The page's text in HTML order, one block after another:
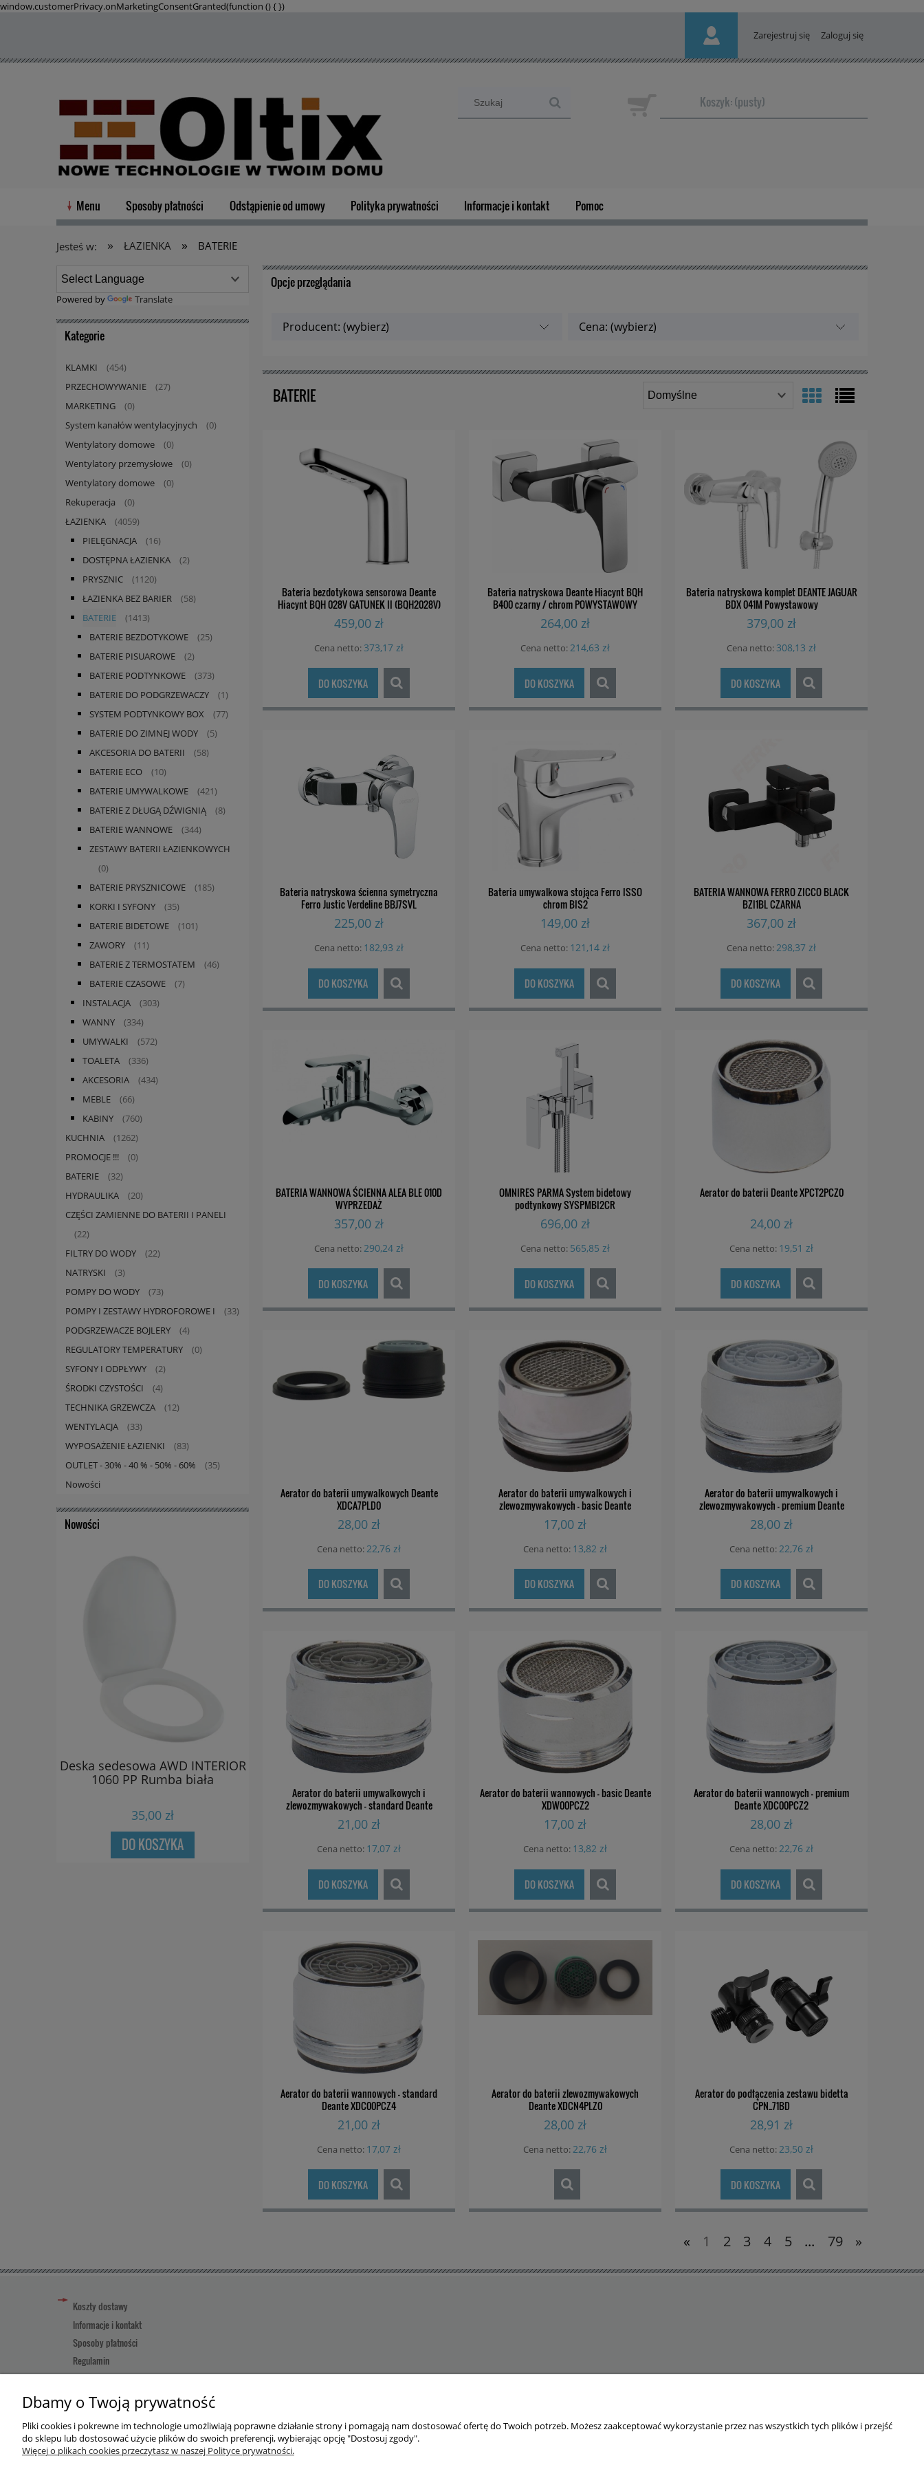
window.customerPrivacy.onMarketingConsentGranted(function () {})
Zarejestruj się Zaloguj się
Koszyk:(pusty)
Menu Sposoby płatności Odstąpienie od umowy Polityka prywatności Informacje i kontakt Pomoc
Jesteś w: » ŁAZIENKA » BATERIE
Powered by Translate
Kategorie
KLAMKI (454)
PRZECHOWYWANIE (27)
MARKETING (0)
System kanałów wentylacyjnych (0)
Wentylatory domowe (0)
Wentylatory przemysłowe (0)
Wentylatory domowe (0)
Rekuperacja (0)
ŁAZIENKA (4059)
PIELĘGNACJA (16)
DOSTĘPNA ŁAZIENKA (2)
PRYSZNIC (1120)
ŁAZIENKA BEZ BARIER (58)
BATERIE (1413)
BATERIE BEZDOTYKOWE (25)
BATERIE PISUAROWE (2)
BATERIE PODTYNKOWE (373)
BATERIE DO PODGRZEWACZY (1)
SYSTEM PODTYNKOWY BOX (77)
BATERIE DO ZIMNEJ WODY (5)
AKCESORIA DO BATERII (58)
BATERIE ECO (10)
BATERIE UMYWALKOWE (421)
BATERIE Z DŁUGĄ DŹWIGNIĄ (8)
BATERIE WANNOWE (344)
ZESTAWY BATERII ŁAZIENKOWYCH
(0)
BATERIE PRYSZNICOWE (185)
KORKI I SYFONY (35)
BATERIE BIDETOWE (101)
ZAWORY (11)
BATERIE Z TERMOSTATEM (46)
BATERIE CZASOWE (7)
INSTALACJA (303)
WANNY (334)
UMYWALKI (572)
TOALETA (336)
AKCESORIA (434)
MEBLE (66)
KABINY (760)
KUCHNIA (1262)
PROMOCJE !!! (0)
BATERIE (32)
HYDRAULIKA (20)
CZĘŚCI ZAMIENNE DO BATERII I PANELI
(22)
FILTRY DO WODY (22)
NATRYSKI (3)
POMPY DO WODY (73)
POMPY I ZESTAWY HYDROFOROWE I (33)
PODGRZEWACZE BOJLERY (4)
REGULATORY TEMPERATURY (0)
SYFONY I ODPŁYWY (2)
ŚRODKI CZYSTOŚCI (4)
TECHNIKA GRZEWCZA (12)
WENTYLACJA (33)
WYPOSAŻENIE ŁAZIENKI (83)
OUTLET - 30% - 40 % - 50% - 60% (35)
Nowości
Nowości
Deska sedesowa AWD INTERIOR
1060 PP Rumba biała
35,00 zł
DO KOSZYKA
Dozownik płynu do mycia naczyń
79,00 zł
DO KOSZYKA
Dozownik płynu do mycia naczyń
Deante ZZZ D00D
79,00 zł
DO KOSZYKA
Bateria wannowa termostatyczna
Deante Silia BQS C10T
1 039,00 zł
termostatyczna
Opcje przeglądania
Producent: (wybierz) Cena: (wybierz)
BATERIE
Bateria bezdotykowa sensorowa Deante
Hiacynt BQH 028V GATUNEK II (BQH2028V)
EKSPOZYCJA
459,00 zł
Cena netto: 373,17 zł
DO KOSZYKA
Bateria natryskowa Deante Hiacynt BQH
B400 czarny / chrom POWYSTAWOWY
264,00 zł
Cena netto: 214,63 zł
DO KOSZYKA
Bateria natryskowa komplet DEANTE JAGUAR
BDX 041M Powystawowy
379,00 zł
Cena netto: 308,13 zł
DO KOSZYKA
Bateria natryskowa ścienna symetryczna
Ferro Justic Verdeline BBJ7SVL
225,00 zł
Cena netto: 182,93 zł
DO KOSZYKA
Bateria umywalkowa stojąca Ferro ISSO
chrom BIS2
149,00 zł
Cena netto: 121,14 zł
DO KOSZYKA
BATERIA WANNOWA FERRO ZICCO BLACK
BZI1BL CZARNA
367,00 zł
Cena netto:298,37 zł
DO KOSZYKA
BATERIA WANNOWA ŚCIENNA ALEA BLE 010D
WYPRZEDAŻ
357,00 zł
Cena netto:290,24 zł
DO KOSZYKA
OMNIRES PARMA System bidetowy
podtynkowy SYSPMBI2CR
696,00 zł
Cena netto: 565,85 zł
DO KOSZYKA
Aerator do baterii Deante XPCT2PCZ0
24,00 zł
Cena netto: 19,51 zł
DO KOSZYKA
Aerator do baterii umywalkowych Deante
XDCA7PLD0
28,00 zł
Cena netto: 22,76 zł
DO KOSZYKA
Aerator do baterii umywalkowych i
zlewozmywakowych - basic Deante
XDW00PCZ1
17,00 zł
Cena netto: 13,82 zł
DO KOSZYKA
Aerator do baterii umywalkowych i
zlewozmywakowych - premium Deante
XDC00PCZ1
28,00 zł
Cena netto: 22,76 zł
DO KOSZYKA
Aerator do baterii umywalkowych i
zlewozmywakowych - standard Deante
XDC00PCZ3
21,00 zł
Cena netto: 17,07 zł
DO KOSZYKA
Aerator do baterii wannowych - basic Deante
XDW00PCZ2
17,00 zł
Cena netto: 13,82 zł
DO KOSZYKA
Aerator do baterii wannowych - premium
Deante XDC00PCZ2
28,00 zł
Cena netto:22,76 zł
DO KOSZYKA
Aerator do baterii wannowych - standard
Deante XDC00PCZ4
21,00 zł
Cena netto: 17,07 zł
DO KOSZYKA
Aerator do baterii zlewozmywakowych
Deante XDCN4PLZ0
28,00 zł
Cena netto:22,76 zł
Aerator do podłączenia zestawu bidetta
CPN_71BD
28,91 zł
Cena netto:23,50 zł
DO KOSZYKA
« 1 2 3 4 5 ... 79 »
Koszty dostawy
Informacje i kontakt
Sposoby płatności
Regulamin
Reklamacja towaru
Pomoc
Użytkowanie sklepu oznacza zgodę na wykorzystywanie plików cookies. Szczegółowe informacje w regulaminie.
Dbamy o Twoją prywatność
Pliki cookies i pokrewne im technologie umożliwiają poprawne działanie strony i pomagają nam dostosować ofertę do Twoich potrzeb. Możesz zaakceptować wykorzystanie przez nas wszystkich tych plików i przejść
do sklepu lub dostosować użycie plików do swoich preferencji, wybierając opcję "Dostosuj zgody".
Więcej o plikach cookies przeczytasz w naszej Polityce prywatności.